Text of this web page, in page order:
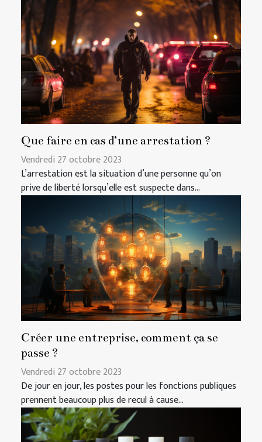
Que faire en cas d’une arrestation ?
Vendredi 27 octobre 2023
L’arrestation est la situation d’une personne qu’on
prive de liberté lorsqu’elle est suspecte dans...
Créer une entreprise, comment ça se
passe ?
Vendredi 27 octobre 2023
De jour en jour, les postes pour les fonctions publiques
prennent beaucoup plus de recul à cause...